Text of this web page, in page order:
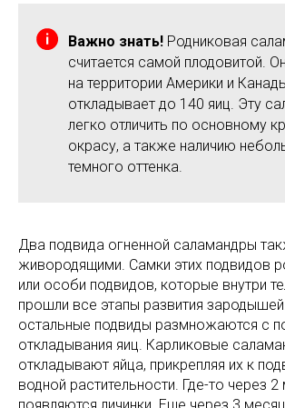
Важно знать! Родниковая
считается самой плодовитой.
на территории Америки и
откладывает до 140 яиц. Эту
легко отличить по основному
окрасу, а также наличию
темного оттенка.
Два подвида огненной саламандры
живородящими. Самки этих подвидов
или особи подвидов, которые внутри
прошли все этапы развития
остальные подвиды размножаются с
откладывания яиц. Карликовые
откладывают яйца, прикрепляя их к
водной растительности. Где-то через